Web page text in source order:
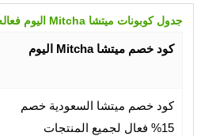
جدول كوبونات ميتشا Mitcha اليوم فعاله لكافه المنتجات
كود خصم ميتشا Mitcha اليوم
كود خصم ميتشا السعودية خصم
15% فعال لجميع المنتجات